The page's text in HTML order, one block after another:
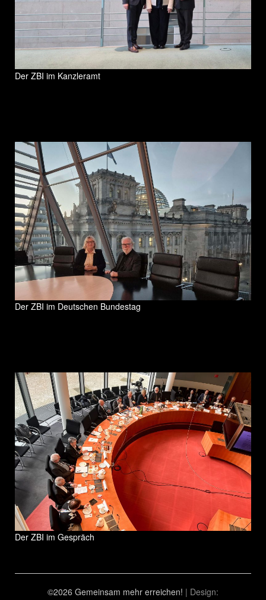
Der ZBI im Kanzleramt
Der ZBI im Deutschen Bundestag
Der ZBI im Gespräch
©2026 Gemeinsam mehr erreichen! | Design: